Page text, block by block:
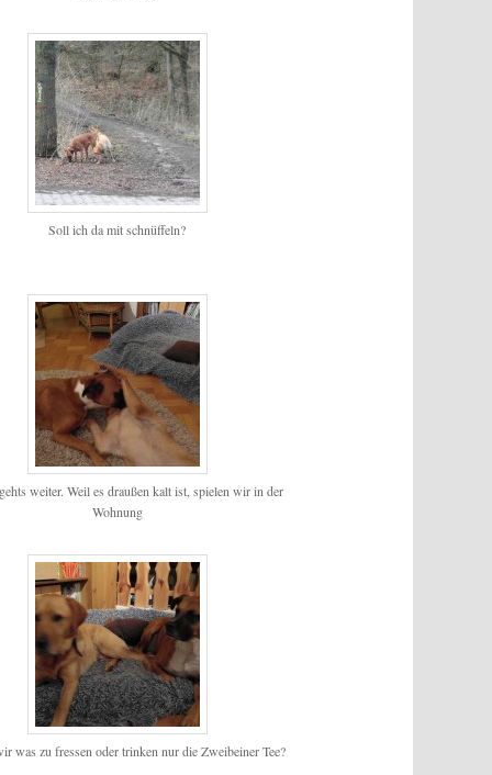
Soll ich da mit schnüffeln?
weiter. Weil es draußen kalt ist, spielen wir in der
Wohnung
was zu fressen oder trinken nur die Zweibeiner Tee?